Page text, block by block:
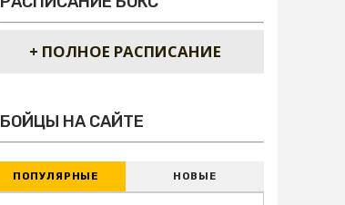
+ ПОЛНОЕ РАСПИСАНИЕ
БОЙЦЫ НА САЙТЕ
ПОПУЛЯРНЫЕ НОВЫЕ